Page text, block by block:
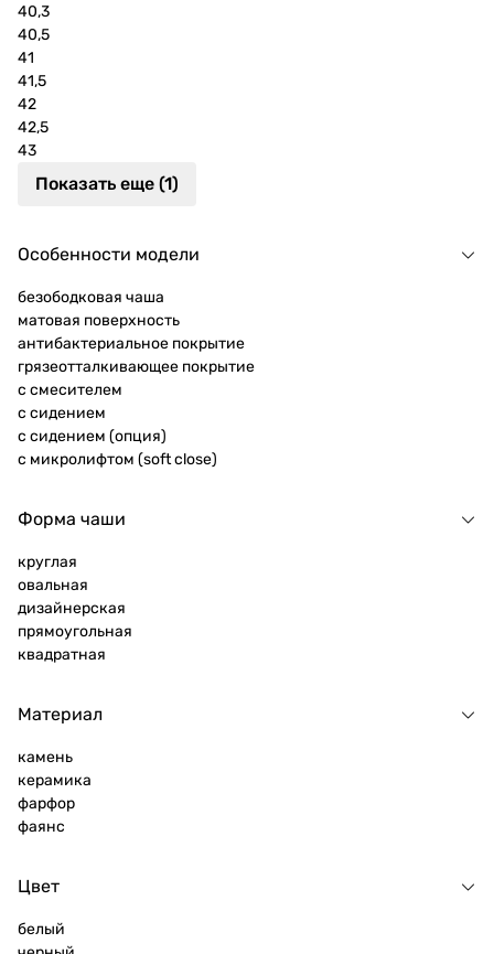
40,3
40,5
41
41,5
42
42,5
43
Показать еще (1)
Особенности модели
безободковая чаша
матовая поверхность
антибактериальное покрытие
грязеотталкивающее покрытие
c смесителем
с сидением
с сидением (опция)
с микролифтом (soft close)
Форма чаши
круглая
овальная
дизайнерская
прямоугольная
квадратная
Материал
камень
керамика
фарфор
фаянс
Цвет
белый